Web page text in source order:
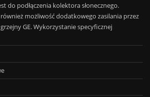
do podłączenia kolektora słonecznego.
możliwość dodatkowego zasilania przez
GE. Wykorzystanie specyficznej